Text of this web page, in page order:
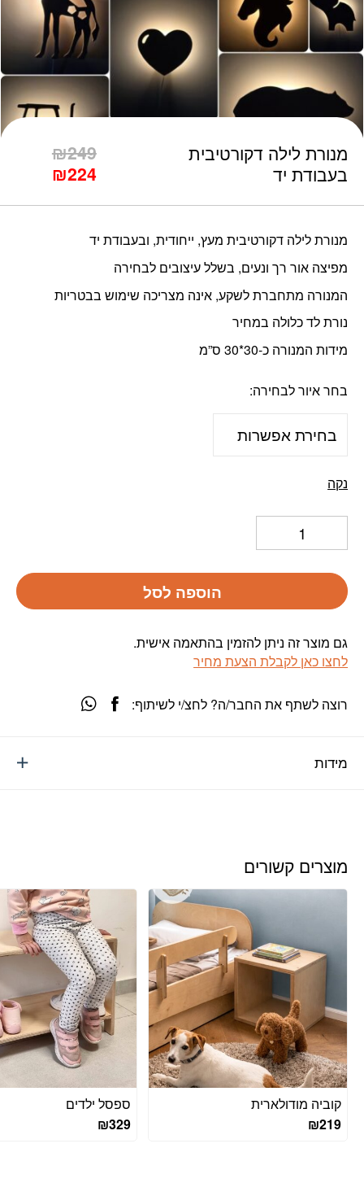
מנורת לילה דקורטיבית
בעבודת יד
₪249
₪224
מנורת לילה דקורטיבית מעץ, ייחודית, ובעבודת יד
מפיצה אור רך ונעים, בשלל עיצובים לבחירה
המנורה מתחברת לשקע, אינה מצריכה שימוש בבטריות
נורת לד כלולה במחיר
מידות המנורה כ-30*30 ס”מ
בחר איור לבחירה
נקה
כמות מנורת לילה דקורטיבית בעבודת יד
הוספה לסל
גם מוצר זה ניתן להזמין בהתאמה אישית.
לחצו כאן לקבלת הצעת מחיר
מידות
רוצה לשתף את החבר/ה? לחצ/י לשיתוף:
מוצרים קשורים
קוביה מודולארית
₪219
ספסל ילדים
₪329